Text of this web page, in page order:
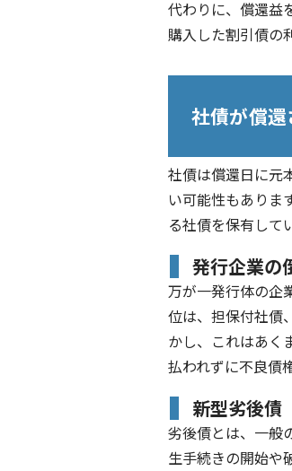
代わりに、償還益
購入した割引債の
社債が償
社債は償還日に元
い可能性もありま
る社債を保有して
発行企業の
万が一発行体の企
位は、担保付社債
かし、これはあく
払われずに不良債
新型劣後債
劣後債とは、一般
生手続きの開始や